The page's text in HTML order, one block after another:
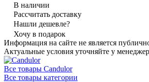
В наличии
Рассчитать доставку
Нашли дешевле?
Хочу в подарок
Информация на сайте не является
Актуальные условия уточняйте у
Все товары Candulor
Все товары категории